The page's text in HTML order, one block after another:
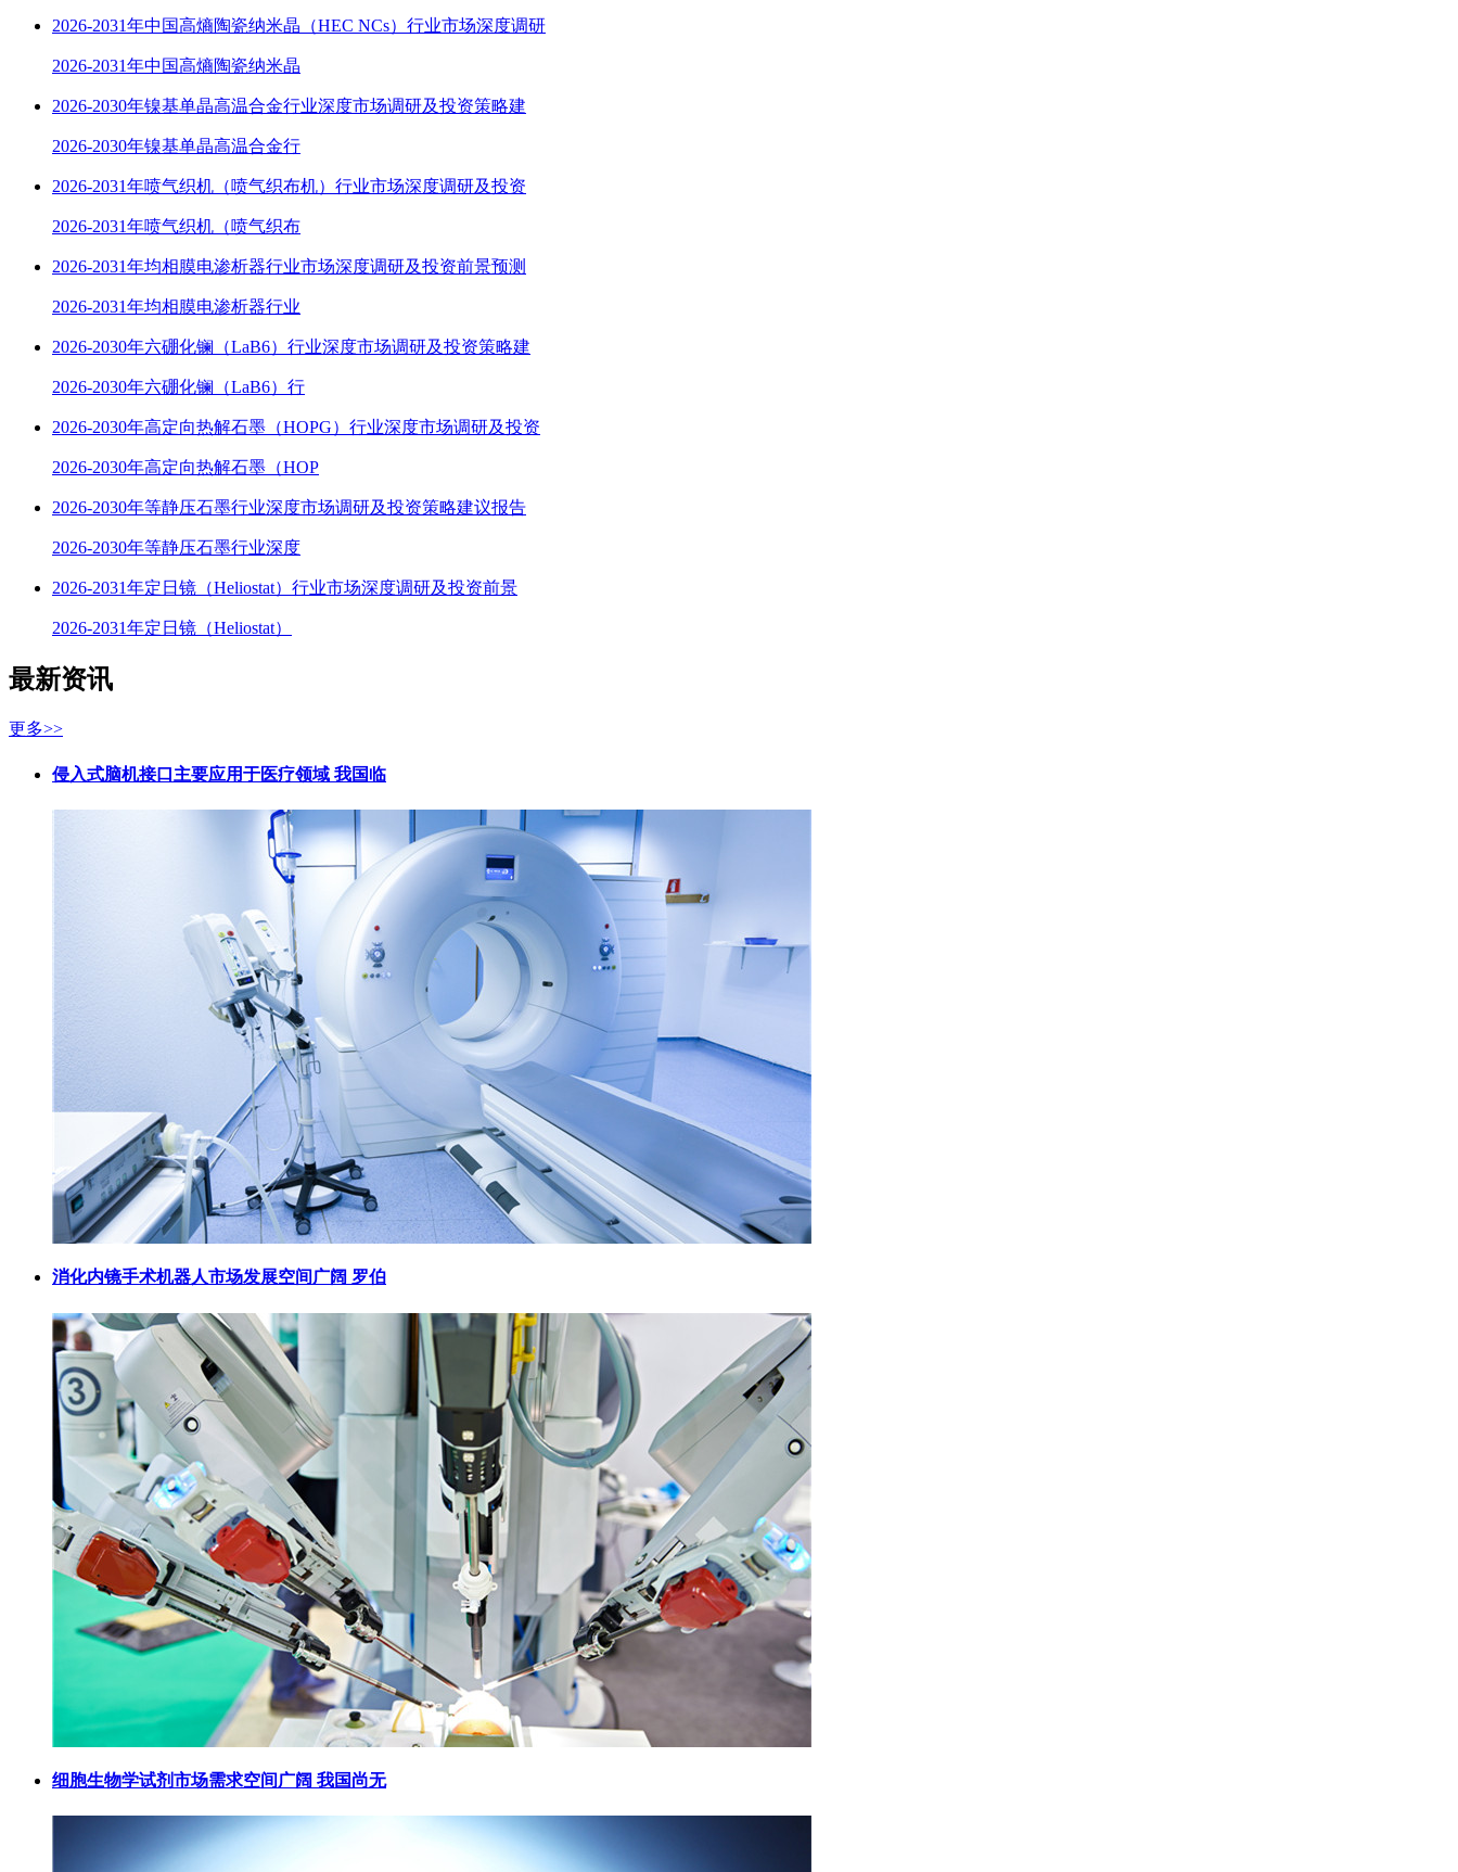
2026-2031年中国高熵陶瓷纳米晶（HEC NCs）行业市场深度调研
2026-2031年中国高熵陶瓷纳米晶
2026-2030年镍基单晶高温合金行业深度市场调研及投资策略建
2026-2030年镍基单晶高温合金行
2026-2031年喷气织机（喷气织布机）行业市场深度调研及投资
2026-2031年喷气织机（喷气织布
2026-2031年均相膜电渗析器行业市场深度调研及投资前景预测
2026-2031年均相膜电渗析器行业
2026-2030年六硼化镧（LaB6）行业深度市场调研及投资策略建
2026-2030年六硼化镧（LaB6）行
2026-2030年高定向热解石墨（HOPG）行业深度市场调研及投资
2026-2030年高定向热解石墨（HOP
2026-2030年等静压石墨行业深度市场调研及投资策略建议报告
2026-2030年等静压石墨行业深度
2026-2031年定日镜（Heliostat）行业市场深度调研及投资前景
2026-2031年定日镜（Heliostat）
最新资讯
更多>>
侵入式脑机接口主要应用于医疗领域 我国临
消化内镜手术机器人市场发展空间广阔 罗伯
细胞生物学试剂市场需求空间广阔 我国尚无